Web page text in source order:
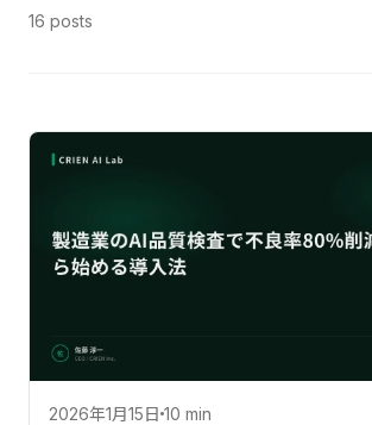
16 posts
2026年1月15日 10 min